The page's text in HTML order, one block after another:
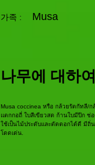
가족 : Musa
나무에 대하
Musa coccinea หรือ กล้วยรัตกัทลี/
แตกกอถี่ ใบสีเขียวสด ก้านใบมีปีก ช่
ใช้เป็นไม้ประดับและตัดดอกได้ดี มีถิ่
โดดเด่น.